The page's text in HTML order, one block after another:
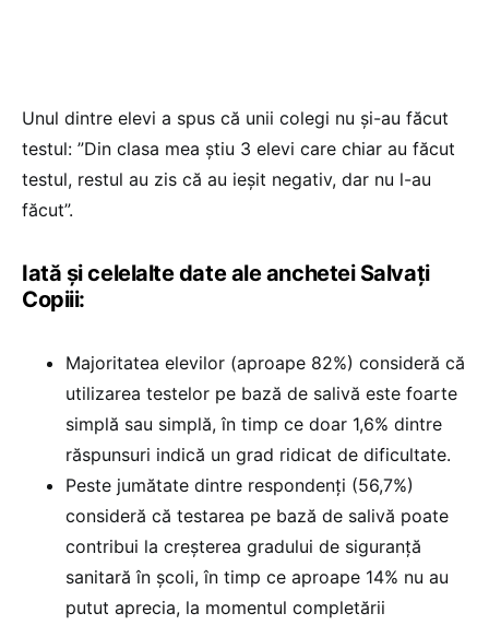
Unul dintre elevi a spus că unii colegi nu și-au făcut
testul: ”Din clasa mea știu 3 elevi care chiar au făcut
testul, restul au zis că au ieșit negativ, dar nu l-au
făcut”.
Iată și celelalte date ale anchetei Salvați
Copiii:
Majoritatea elevilor (aproape 82%) consideră că
utilizarea testelor pe bază de salivă este foarte
simplă sau simplă, în timp ce doar 1,6% dintre
răspunsuri indică un grad ridicat de dificultate.
Peste jumătate dintre respondenți (56,7%)
consideră că testarea pe bază de salivă poate
contribui la creșterea gradului de siguranță
sanitară în școli, în timp ce aproape 14% nu au
putut aprecia, la momentul completării